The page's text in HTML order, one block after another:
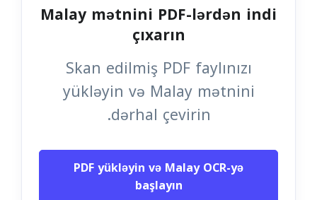
Malay mətnini PDF-lərdən indi
çıxarın
Skan edilmiş PDF faylınızı
yükləyin və Malay mətnini
dərhal çevirin.
PDF yükləyin və Malay OCR-yə
başlayın